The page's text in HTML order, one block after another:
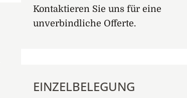
Kontaktieren Sie uns für eine
unverbindliche Offerte.
EINZELBELEGUNG